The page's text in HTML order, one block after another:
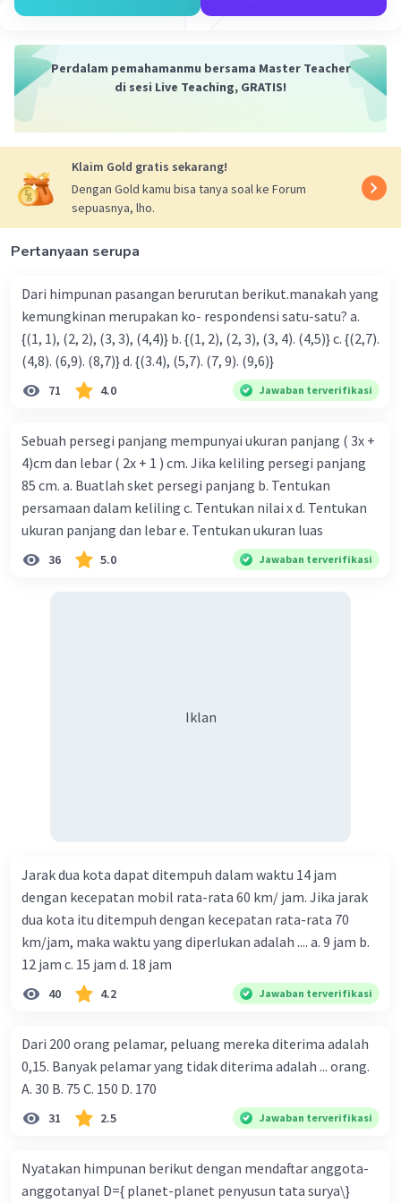
Iklan
Perdalam pemahamanmu bersama Master Teacher
di sesi Live Teaching, GRATIS!
Klaim Gold gratis sekarang!
Dengan Gold kamu bisa tanya soal ke Forum
sepuasnya, lho.
Pertanyaan serupa
Dari himpunan pasangan berurutan berikut.manakah yang
kemungkinan merupakan ko- respondensi satu-satu? a.
{(1, 1), (2, 2), (3, 3), (4,4)} b. {(1, 2), (2, 3), (3, 4). (4,5)} c. {(2,7).
(4,8). (6,9). (8,7)} d. {(3.4), (5,7). (7, 9). (9,6)}
71 4.0 Jawaban terverifikasi
Sebuah persegi panjang mempunyai ukuran panjang ( 3x +
4)cm dan lebar ( 2x + 1 ) cm. Jika keliling persegi panjang
85 cm. a. Buatlah sket persegi panjang b. Tentukan
persamaan dalam keliling c. Tentukan nilai x d. Tentukan
ukuran panjang dan lebar e. Tentukan ukuran luas
36 5.0 Jawaban terverifikasi
Iklan
Jarak dua kota dapat ditempuh dalam waktu 14 jam
dengan kecepatan mobil rata-rata 60 km/ jam. Jika jarak
dua kota itu ditempuh dengan kecepatan rata-rata 70
km/jam, maka waktu yang diperlukan adalah .... a. 9 jam b.
12 jam c. 15 jam d. 18 jam
40 4.2 Jawaban terverifikasi
Dari 200 orang pelamar, peluang mereka diterima adalah
0,15. Banyak pelamar yang tidak diterima adalah ... orang.
A. 30 B. 75 C. 150 D. 170
31 2.5 Jawaban terverifikasi
Nyatakan himpunan berikut dengan mendaftar anggota-
anggotanyal D={ planet-planet penyusun tata surya\}